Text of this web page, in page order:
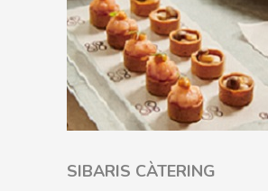
SIBARIS CÀTERING